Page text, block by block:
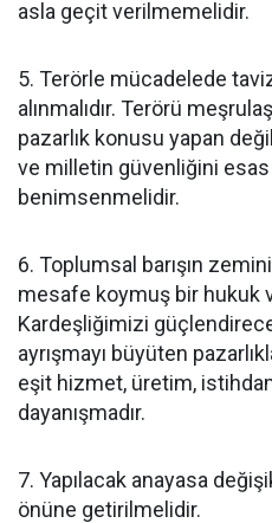
asla geçit verilmemelidir.
5. Terörle mücadelede
alınmalıdır. Terörü
pazarlık konusu yapan
ve milletin güvenliğini esas
benimsenmelidir.
6. Toplumsal barışın
mesafe koymuş bir hukuk
Kardeşliğimizi
ayrışmayı büyüten
eşit hizmet, üretim,
dayanışmadır.
7. Yapılacak anayasa
önüne getirilmelidir.